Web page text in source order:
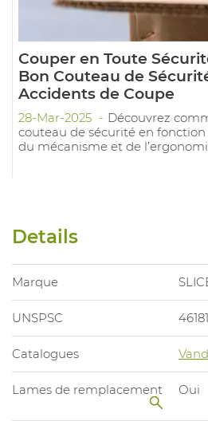
Couper en Toute
Bon Couteau de
Accidents de Coupe
28-Mar-2025
Découvrez
couteau de sécurité en
du mécanisme et de
Details
Marque
UNSPSC
Catalogues
Lames de remplacement Oui